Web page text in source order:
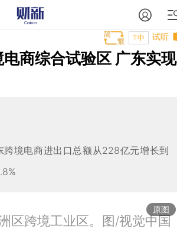
试听
T中
商综合试验区 广东实现
跨境电商进出口总额从228亿元增长到
原图
区跨境工业区。图/视觉中国